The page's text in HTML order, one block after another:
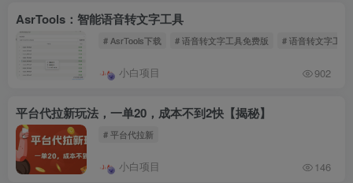
AsrTools：智能语音转文字工具
# AsrTools下载 # 语音转文字工具免费版 # 语音转文字工具
小白项目 902
平台代拉新玩法，一单20，成本不到2快【揭秘】
# 平台代拉新
小白项目 146